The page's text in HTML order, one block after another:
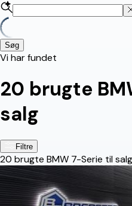
Søg
Vi har fundet
20 brugte
salg
Filtre
20 brugte BMW 7-Serie til salg